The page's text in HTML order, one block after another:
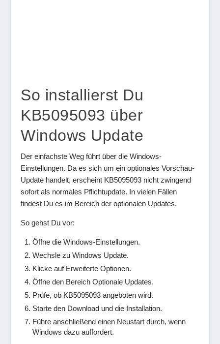
So installierst Du
KB5095093 über
Windows Update
Der einfachste Weg führt über die Windows-
Einstellungen. Da es sich um ein optionales Vorschau-
Update handelt, erscheint KB5095093 nicht zwingend
sofort als normales Pflichtupdate. In vielen Fällen
findest Du es im Bereich der optionalen Updates.
So gehst Du vor:
Öffne die Windows-Einstellungen.
Wechsle zu Windows Update.
Klicke auf Erweiterte Optionen.
Öffne den Bereich Optionale Updates.
Prüfe, ob KB5095093 angeboten wird.
Starte den Download und die Installation.
Führe anschließend einen Neustart durch, wenn
Windows dazu auffordert.